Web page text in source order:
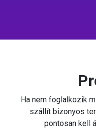
Ha nem foglalkozik
szállít bizonyos
pontosan kell